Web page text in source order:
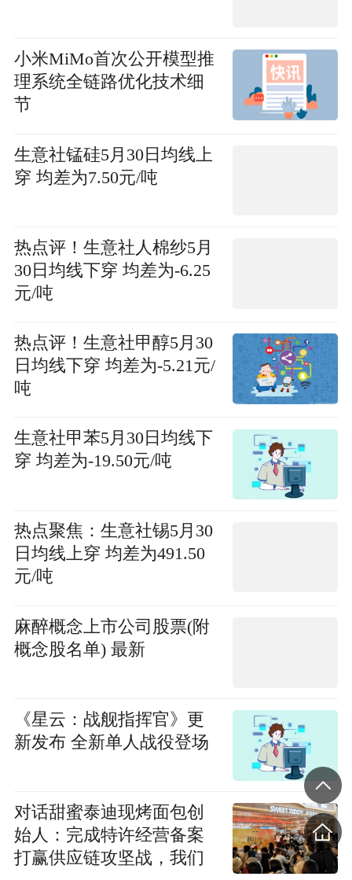
小米MiMo首次公开模型推
理系统全链路优化技术细
节
生意社锰硅5月30日均线上
穿 均差为7.50元/吨
热点评！生意社人棉纱5月
30日均线下穿 均差为-6.25
元/吨
热点评！生意社甲醇5月30
日均线下穿 均差为-5.21元/
吨
生意社甲苯5月30日均线下
穿 均差为-19.50元/吨
热点聚焦：生意社锡5月30
日均线上穿 均差为491.50
元/吨
麻醉概念上市公司股票(附
概念股名单) 最新
《星云：战舰指挥官》更
新发布 全新单人战役登场
对话甜蜜泰迪现烤面包创
始人：完成特许经营备案
打赢供应链攻坚战，我们